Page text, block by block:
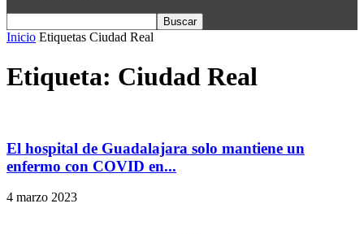
Inicio Etiquetas Ciudad Real
Etiqueta: Ciudad Real
El hospital de Guadalajara solo mantiene un
enfermo con COVID en...
4 marzo 2023